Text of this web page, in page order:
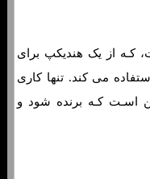
کـه از یک هندیکپ برای
می کند. تنها کاری
اسـت کـه برنده شود و